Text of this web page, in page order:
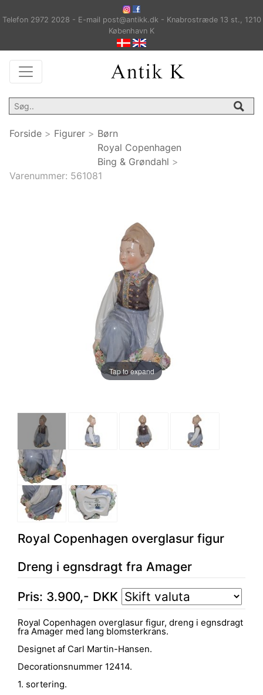
Telefon 2972 2028 - E-mail post@antikk.dk - Knabrostræde 13 st., 1210
København K
Forside > Figurer > Børn
Royal Copenhagen
Bing & Grøndahl >
Varenummer: 561081
Tap to expand
Royal Copenhagen overglasur figur
Dreng i egnsdragt fra Amager
Pris: 3.900,- DKK
Royal Copenhagen overglasur figur, dreng i egnsdragt
fra Amager med lang blomsterkrans.
Designet af Carl Martin-Hansen.
Decorationsnummer 12414.
1. sortering.